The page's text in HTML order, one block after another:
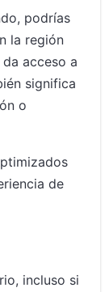
podrías
la región
acceso a
significa
o
de
incluso si